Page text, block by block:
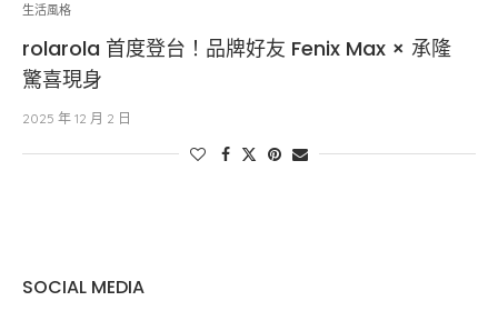
生活風格
rolarola 首度登台！品牌好友 Fenix Max × 承隆
驚喜現身
2025 年 12 月 2 日
SOCIAL MEDIA